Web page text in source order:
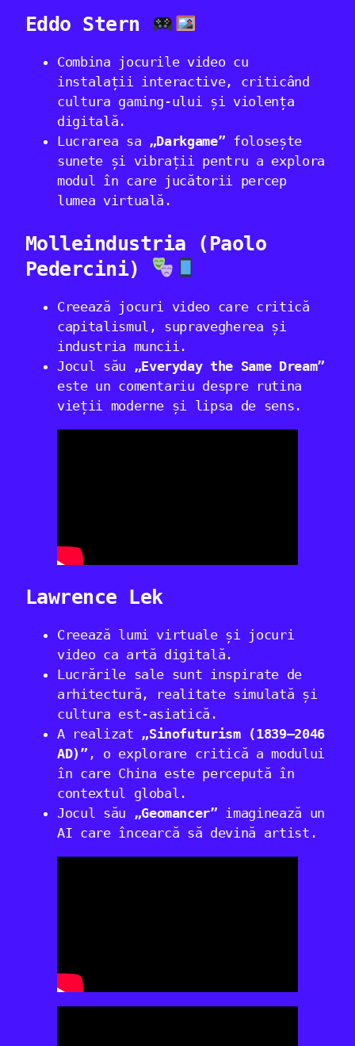
Eddo Stern
Combina jocurile video cu
instalații interactive, criticând
cultura gaming-ului și violența
digitală.
Lucrarea sa „Darkgame” folosește
sunete și vibrații pentru a explora
modul în care jucătorii percep
lumea virtuală.
Molleindustria (Paolo
Pedercini)
Creează jocuri video care critică
capitalismul, supravegherea și
industria muncii.
Jocul său
„Everyday the Same Dream”
este un comentariu despre rutina
vieții moderne și lipsa de sens.
Lawrence Lek
Creează lumi virtuale și jocuri
video ca artă digitală.
Lucrările sale sunt inspirate de
arhitectură, realitate simulată și
cultura est-asiatică.
A realizat „Sinofuturism (1839–2046
AD)” , o explorare critică a modului
în care China este percepută în
contextul global.
Jocul său
„Geomancer” imaginează un
AI care încearcă să devină artist.